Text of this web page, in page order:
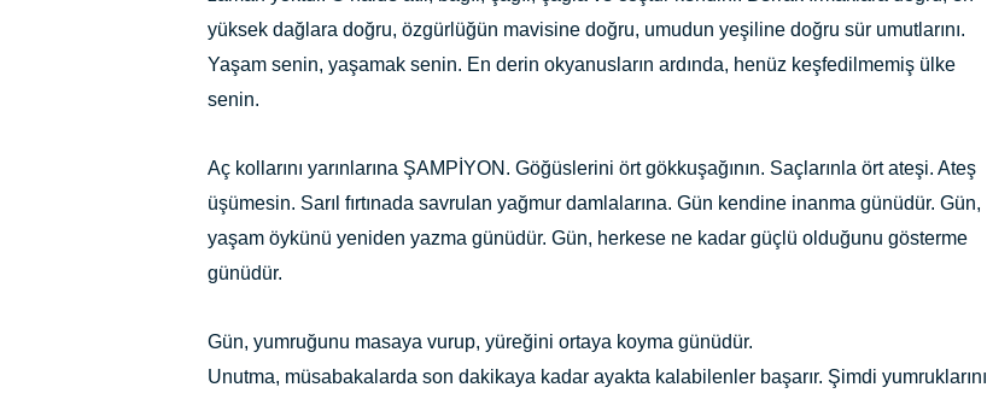
yüksek dağlara doğru, özgürlüğün mavisine doğru, umudun yeşiline doğru sür umutlarını.
Yaşam senin, yaşamak senin. En derin okyanusların ardında, henüz keşfedilmemiş ülke
senin.
Aç kollarını yarınlarına ŞAMPİYON. Göğüslerini ört gökkuşağının. Saçlarınla ört ateşi. Ateş
üşümesin. Sarıl fırtınada savrulan yağmur damlalarına. Gün kendine inanma günüdür. Gün,
yaşam öykünü yeniden yazma günüdür. Gün, herkese ne kadar güçlü olduğunu gösterme
günüdür.
Gün, yumruğunu masaya vurup, yüreğini ortaya koyma günüdür.
Unutma, müsabakalarda son dakikaya kadar ayakta kalabilenler başarır. Şimdi yumruklarını